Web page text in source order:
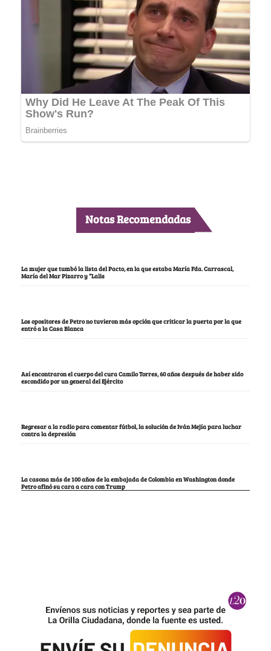
Notas Recomendadas
La mujer que tumbó la lista del Pacto, en la que estaba María Fda. Carrascal,
María del Mar Pizarro y “Lalis
Los opositores de Petro no tuvieron más opción que criticar la puerta por la que
entró a la Casa Blanca
Así encontraron el cuerpo del cura Camilo Torres, 60 años después de haber sido
escondido por un general del Ejército
Regresar a la radio para comentar fútbol, la solución de Iván Mejía para luchar
contra la depresión
La casona más de 100 años de la embajada de Colombia en Washington donde
Petro afinó su cara a cara con Trump